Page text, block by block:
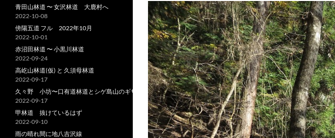
青田山林道 〜 女沢林道 大鹿村へ
2022-10-08
傍陽五道 フル 2022年10月
2022-10-01
赤沼田林道 〜 小黒川林道
2022-09-24
高屹山林道(仮) と 久須母林道
2022-09-17
久々野 小坊〜口有道林道とシゲ島山のギザ
2022-09-17
甲林道 抜けているはず
2022-09-10
雨の晴れ間に地八吉沢線